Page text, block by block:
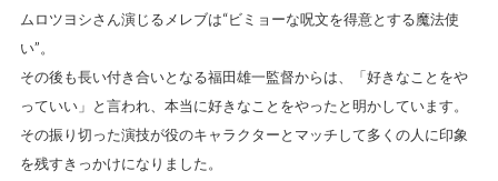
ムロツヨシさん演じるメレブは“ビミョーな呪文を得意とする魔法使
い”。
その後も長い付き合いとなる福田雄一監督からは、「好きなことをや
っていい」と言われ、本当に好きなことをやったと明かしています。
その振り切った演技が役のキャラクターとマッチして多くの人に印象
を残すきっかけになりました。